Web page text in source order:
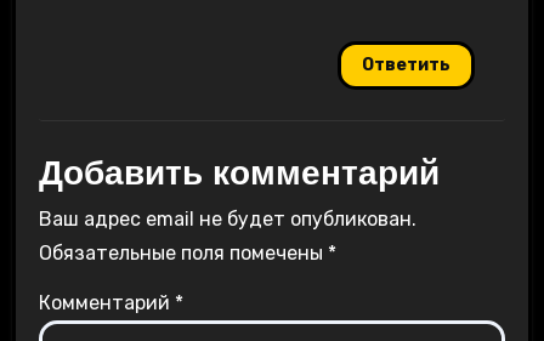
Ответить
Добавить комментарий
Ваш адрес email не будет опубликован.
Обязательные поля помечены *
Комментарий *